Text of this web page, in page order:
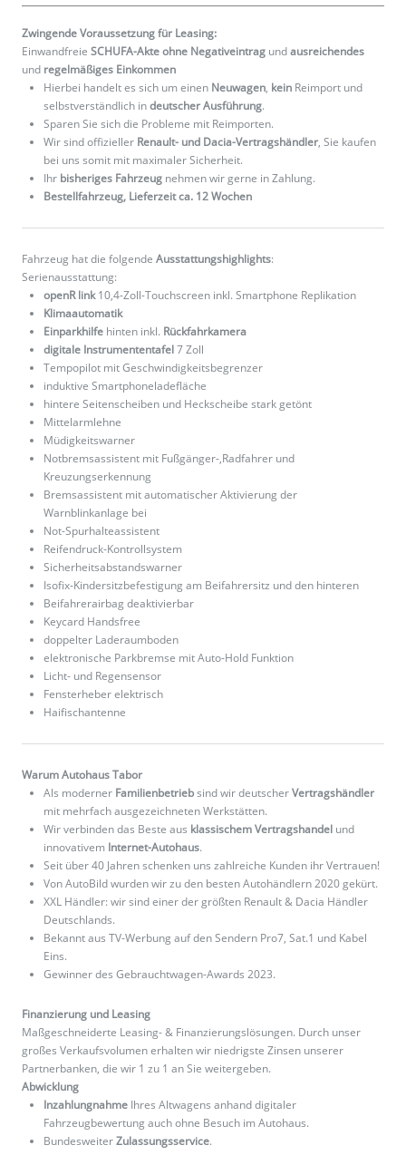
Zwingende Voraussetzung für Leasing:
Einwandfreie SCHUFA-Akte ohne Negativeintrag undausreichendes
und regelmäßiges Einkommen
Hierbei handelt es sich um einen Neuwagen, kein Reimport und
selbstverständlich indeutscher Ausführung.
Sparen Sie sich die Probleme mit Reimporten.
Wir sind offizieller Renault- und Dacia-Vertragshändler, Sie kaufen
bei uns somit mit maximaler Sicherheit.
Ihr bisheriges Fahrzeug nehmen wir gerne in Zahlung.
Bestellfahrzeug, Lieferzeit ca. 12 Wochen
Fahrzeug hat die folgende Ausstattungshighlights:
Serienausstattung:
openR link10,4-Zoll-Touchscreen inkl. Smartphone Replikation
Klimaautomatik
Einparkhilfe hinten inkl. Rückfahrkamera
digitale Instrumententafel7 Zoll
Tempopilot mit Geschwindigkeitsbegrenzer
induktive Smartphoneladefläche
hintere Seitenscheiben und Heckscheibe stark getönt
Mittelarmlehne
Müdigkeitswarner
Notbremsassistent mit Fußgänger-,Radfahrer und
Kreuzungserkennung
Bremsassistent mit automatischer Aktivierung der
Warnblinkanlage bei
Not-Spurhalteassistent
Reifendruck-Kontrollsystem
Sicherheitsabstandswarner
Isofix-Kindersitzbefestigung am Beifahrersitz und den hinteren
Beifahrerairbag deaktivierbar
Keycard Handsfree
doppelter Laderaumboden
elektronische Parkbremse mit Auto-Hold Funktion
Licht- und Regensensor
Fensterheber elektrisch
Haifischantenne
Warum Autohaus Tabor
Als moderner Familienbetriebsind wir deutscherVertragshändler
mit mehrfach ausgezeichneten Werkstätten.
Wir verbinden das Beste aus klassischem Vertragshandel und
innovativem Internet-Autohaus.
Seit über 40 Jahren schenken uns zahlreiche Kunden ihr Vertrauen!
Von AutoBild wurden wir zu den besten Autohändlern 2020 gekürt.
XXL Händler: wir sind einer der größten Renault & Dacia Händler
Deutschlands.
Bekannt aus TV-Werbung auf den Sendern Pro7, Sat.1 und Kabel
Eins.
Gewinner des Gebrauchtwagen-Awards 2023.
Finanzierung und Leasing
Maßgeschneiderte Leasing- & Finanzierungslösungen. Durch unser
großes Verkaufsvolumen erhalten wir niedrigste Zinsen unserer
Partnerbanken, die wir 1 zu 1 an Sie weitergeben.
Abwicklung
Inzahlungnahme Ihres Altwagens anhand digitaler
Fahrzeugbewertung auch ohne Besuch im Autohaus.
BundesweiterZulassungsservice.